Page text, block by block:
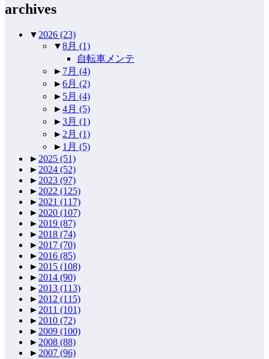
archives
▼ 2026 (23)
▼8月 (1)
自転車メンテ
► 7月 (4)
►6月 (2)
► 5月 (4)
►4月 (5)
►3月 (1)
► 2月 (1)
► 1月 (5)
► 2025 (51)
► 2024 (52)
► 2023 (97)
► 2022 (125)
► 2021 (117)
► 2020 (107)
► 2019 (87)
► 2018 (74)
► 2017 (70)
► 2016 (85)
► 2015 (108)
► 2014 (90)
► 2013 (113)
► 2012 (115)
► 2011 (101)
► 2010 (72)
► 2009 (100)
► 2008 (88)
► 2007 (96)